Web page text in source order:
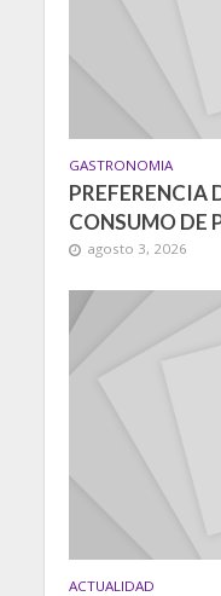
GASTRONOMIA
PREFERENCIA
CONSUMO DE
agosto 3, 2026
ACTUALIDAD